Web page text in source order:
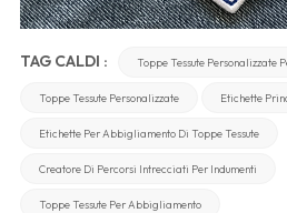
TAG CALDI : Toppe Tessute Personalizzate
Toppe Tessute Personalizzate Etichette
Etichette Per Abbigliamento Di Toppe Tessute
Creatore Di Percorsi Intrecciati Per Indumenti
Toppe Tessute Per Abbigliamento